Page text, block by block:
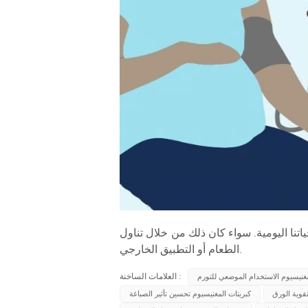
اليومية. سواء كان ذلك من خلال تناول
العلامات الساخنة :
الاستخدام الموضعي للتورم
كبريتات المغنيسيوم تحسين تأثير الصباغة
الورق